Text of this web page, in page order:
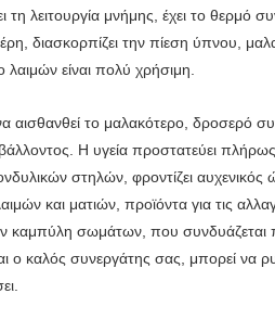
τη λειτουργία μνήμης, έχει το θερμό
διασκορπίζει την πίεση ύπνου,
είναι πολύ χρήσιμη.
αισθανθεί το μαλακότερο, δροσερό
Η υγεία προστατεύει
στηλών, φροντίζει αυχενικός
και ματιών, προϊόντα για τις
καμπύλη σωμάτων, που συνδυάζεται
ο καλός συνεργάτης σας, μπορεί να